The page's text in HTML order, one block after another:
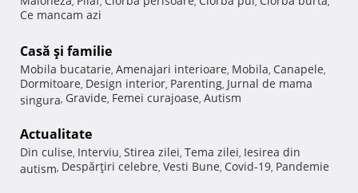
Ce mancam azi
Casă şi familie
Mobila bucatarie, Amenajari interioare, Mobila, Canapele,
Dormitoare, Design interior, Parenting, Jurnal de mama
singura, Gravide, Femei curajoase, Autism
Actualitate
Din culise, Interviu, Stirea zilei, Tema zilei, Iesirea din
autism, Despărţiri celebre, Vesti Bune, Covid-19, Pandemie